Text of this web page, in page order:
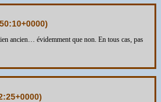
)
ancien… évidemment que non. En tous cas, pas
)